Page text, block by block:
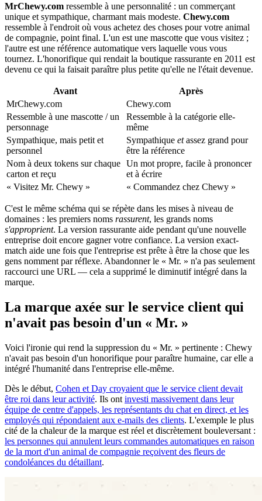
MrChewy.com ressemble à une personnalité : un commerçant
unique et sympathique, charmant mais modeste. Chewy.com
ressemble à l'endroit où vous achetez des choses pour votre animal
de compagnie, point final. L'un est une mascotte que vous visitez ;
l'autre est une référence automatique vers laquelle vous vous
tournez. L'honorifique qui rendait la boutique rassurante en 2011 est
devenu ce qui la faisait paraître plus petite qu'elle ne l'était devenue.
Avant
Après
MrChewy.com
Chewy.com
Ressemble à une mascotte / un
personnage
Ressemble à la catégorie elle-
même
Sympathique, mais petit et
personnel
Sympathique etassez grand pour
être la référence
Nom à deux tokens sur chaque
carton et reçu
Un mot propre, facile à prononcer
et à écrire
« Visitez Mr. Chewy »
« Commandez chez Chewy »
C'est le même schéma qui se répète dans les mises à niveau de
domaines : les premiers noms rassurent, les grands noms
s'approprient. La version rassurante aide pendant qu'une nouvelle
entreprise doit encore gagner votre confiance. La version exact-
match aide une fois que l'entreprise est prête à être la chose que les
gens nomment par réflexe. Abandonner le « Mr. » n'a pas seulement
raccourci une URL — cela a supprimé le diminutif intégré dans la
marque.
La marque axée sur le service client qui
n'avait pas besoin d'un « Mr. »
Voici l'ironie qui rend la suppression du « Mr. » pertinente : Chewy
n'avait pas besoin d'un honorifique pour paraître humaine, car elle a
intégré l'humanité dans l'entreprise elle-même.
Dès le début, Cohen et Day croyaient que le service client devait
être roi dans leur activité. Ils ont investi massivement dans leur
équipe de centre d'appels, les représentants du chat en direct, et les
employés qui répondaient aux e-mails des clients. L'exemple le plus
cité de la chaleur de la marque est réel et discrètement bouleversant :
les personnes qui annulent leurs commandes automatiques en raison
de la mort d'un animal de compagnie reçoivent des fleurs de
condoléances du détaillant.